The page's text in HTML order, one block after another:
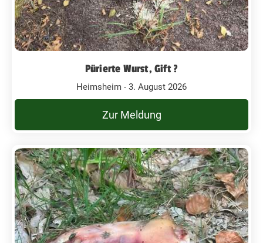
Pürierte Wurst, Gift ?
Heimsheim - 3. August 2026
Zur Meldung